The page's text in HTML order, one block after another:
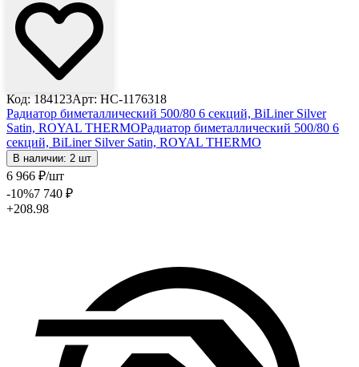
Код: 184123Арт: HC-1176318
Радиатор биметаллический 500/80 6 секций, BiLiner Silver
Satin, ROYAL THERMOРадиатор биметаллический 500/80 6
секций, BiLiner Silver Satin, ROYAL THERMO
В наличии: 2 шт
6 966 ₽/шт
-10%7 740 ₽
+208.98